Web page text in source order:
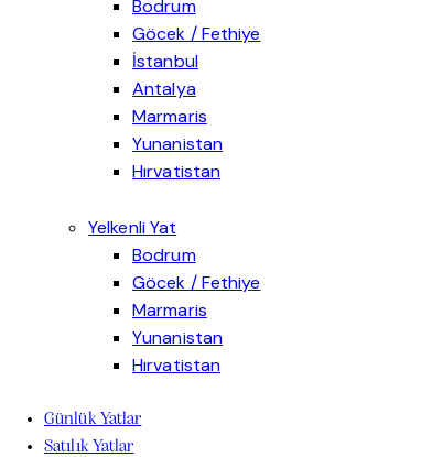
Bodrum
Bodrum yat kiralama seçenekleri, Ege’nin en gözde koylarında
Göcek / Fethiye
Kiralık yat Göcek seçenekleri, doğayla iç içe, sakin ve konforlu bir
İstanbul
İstanbul yat kiralama seçenekleri, Boğaz’ın eşsiz manzarasında
Antalya
Antalya özel tekne kiralama seçenekleri, Akdeniz’de konforlu, şık ve
Marmaris
Marmaris yat kiralama seçenekleri, Ege’nin en güzel koylarında
Yunanistan
Yunan adası motoryat seçenekleri, Ege’nin büyüleyici adalarını
Hırvatistan
Yelkenli Yat
Bodrum
Bodrum katamaran kiralama seçenekleri, Ege’nin en özel koylarını
Göcek / Fethiye
Marmaris
Yunanistan
Hırvatistan
Günlük Yatlar
Satılık Yatlar